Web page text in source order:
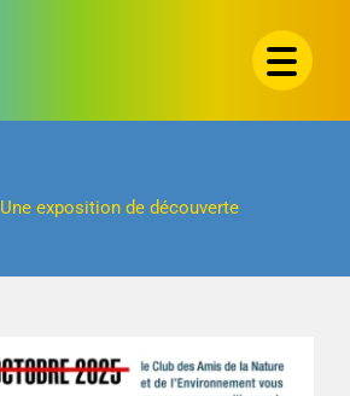
Une exposition de découverte